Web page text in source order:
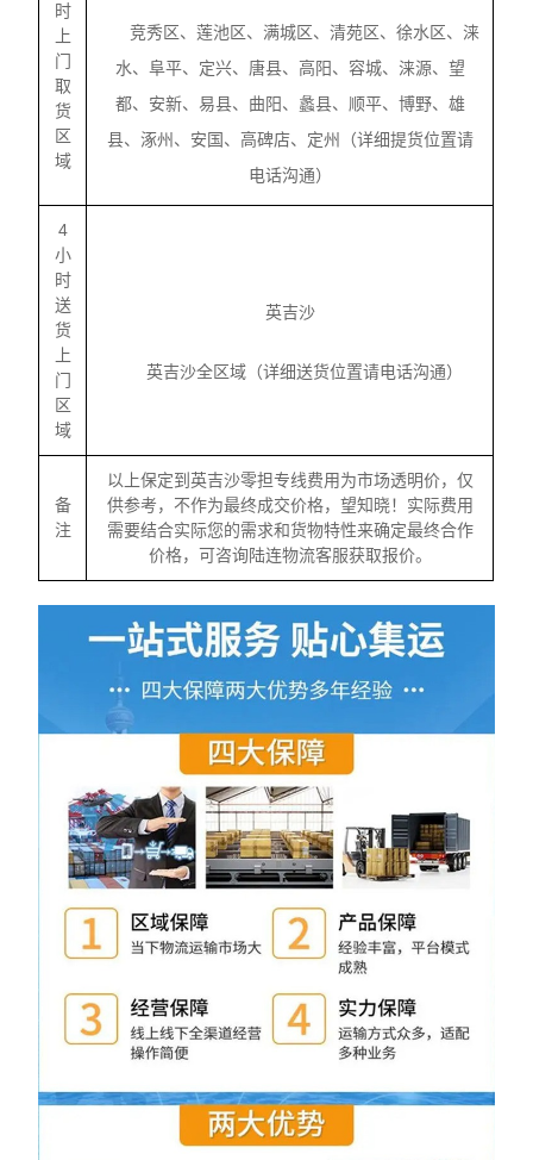
时
上
门
取
货
区
域
竞秀区、莲池区、满城区、清苑区、徐水区、涞
水、阜平、定兴、唐县、高阳、容城、涞源、望
都、安新、易县、曲阳、蠡县、顺平、博野、雄
县、涿州、安国、高碑店、定州（详细提货位置请
电话沟通）
4
小
时
送
货
上
门
区
域
英吉沙
英吉沙全区域（详细送货位置请电话沟通）
备
注
以上保定到英吉沙零担专线费用为市场透明价，仅
供参考，不作为最终成交价格，望知晓！实际费用
需要结合实际您的需求和货物特性来确定最终合作
价格，可咨询陆连物流客服获取报价。